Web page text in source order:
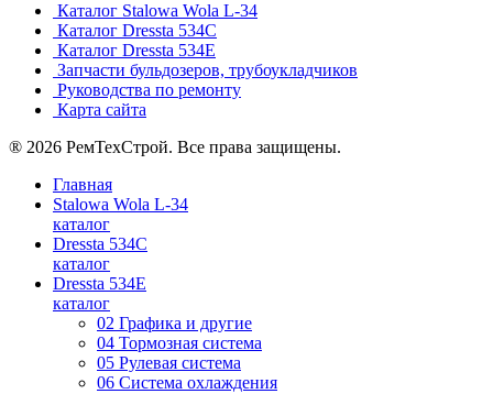
Каталог Stalowa Wola L-34
Каталог Dressta 534C
Каталог Dressta 534E
Запчасти бульдозеров, трубоукладчиков
Руководства по ремонту
Карта сайта
® 2026 РемТехСтрой. Все права защищены.
Главная
Stalowa Wola L-34
каталог
Dressta 534C
каталог
Dressta 534E
каталог
02 Графика и другие
04 Тормозная система
05 Рулевая система
06 Система охлаждения